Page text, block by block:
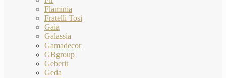
Flaminia
Fratelli Tosi
Gaia
Galassia
Gamadecor
GBgroup
Geberit
Geda